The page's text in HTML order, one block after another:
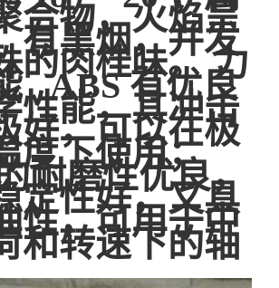
合物，火焰呈
有黑烟，并发
的肉桂味。 力
ABS 有优良
性能，其冲击
好，可以在极
度下使用；
耐磨性优良，
定性好，又具
性，可用于中
和转速下的轴